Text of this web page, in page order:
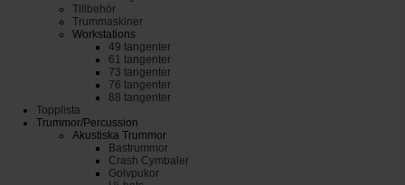
Tillbehör
Trummaskiner
Workstations
49 tangenter
61 tangenter
73 tangenter
76 tangenter
88 tangenter
Topplista
Trummor/Percussion
Akustiska Trummor
Bastrummor
Crash Cymbaler
Golvpukor